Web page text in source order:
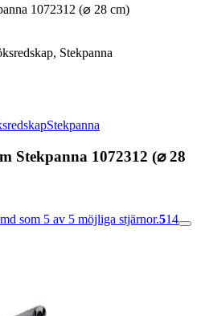
1072312 (⌀ 28 cm)
Stekpanna
Stekpanna
Stekpanna 1072312 (⌀ 28
som 5 av 5 möjliga stjärnor.514